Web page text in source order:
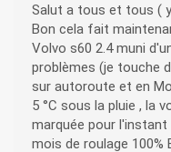
Salut a tous et tous (
Bon cela fait
Volvo s60 2.4 muni
problèmes (je touche
sur autoroute et en
5 °C sous la pluie , la
marquée pour l'instant
mois de roulage